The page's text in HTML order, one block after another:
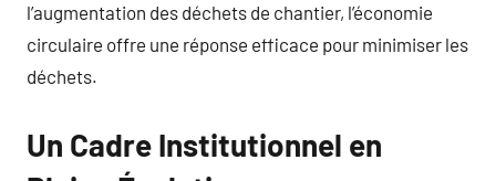
l’augmentation des déchets de chantier, l’économie
circulaire offre une réponse efficace pour minimiser les
déchets.
Un Cadre Institutionnel en